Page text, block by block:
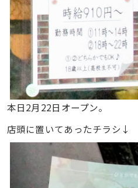
本日2月22日オープン。
店頭に置いてあったチラシ↓